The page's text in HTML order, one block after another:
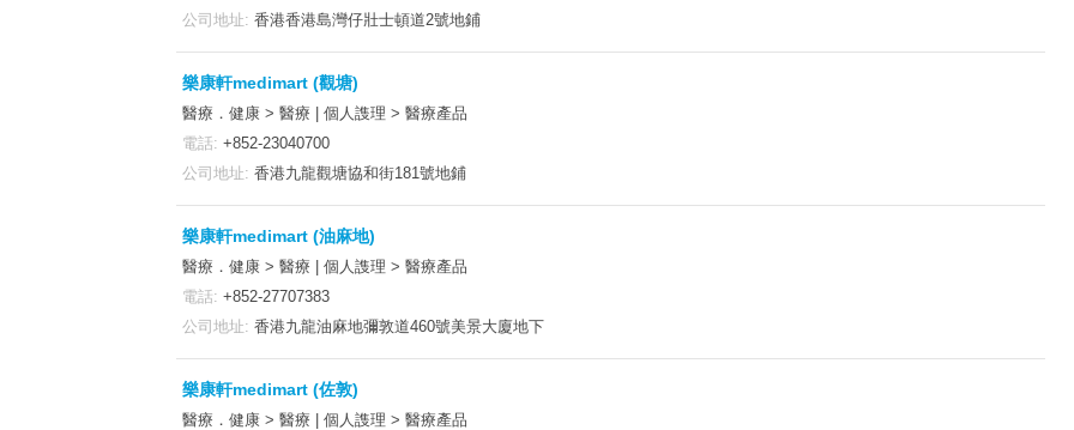
公司地址: 香港香港島灣仔壯士頓道2號地鋪
樂康軒medimart (觀塘)
醫療．健康 > 醫療 | 個人謢理 > 醫療產品
電話: +852-23040700
公司地址: 香港九龍觀塘協和街181號地鋪
樂康軒medimart (油麻地)
醫療．健康 > 醫療 | 個人謢理 > 醫療產品
電話: +852-27707383
公司地址: 香港九龍油麻地彌敦道460號美景大廈地下
樂康軒medimart (佐敦)
醫療．健康 > 醫療 | 個人謢理 > 醫療產品